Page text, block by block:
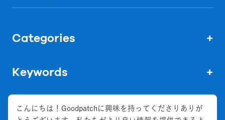
Categories +
Keywords +
こんにちは！Goodpatchに興味を持ってくださりありが